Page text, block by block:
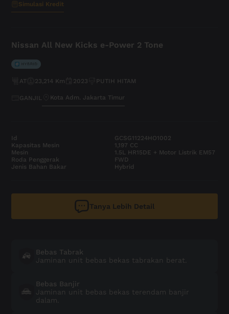
Simulasi Kredit
Nissan All New Kicks e-Power 2 Tone
AT 23,214 Km 2023 PUTIH HITAM
GANJIL Kota Adm. Jakarta Timur
Id
GCSG11224HO1002
Kapasitas Mesin
1,197 CC
Mesin
1.5L HR15DE + Motor Listrik EM57
Roda Penggerak
FWD
Jenis Bahan Bakar
Hybrid
Tanya Lebih Detail
Bebas Tabrak
Jaminan unit bebas bekas tabrakan berat.
Bebas Banjir
Jaminan unit bebas bekas terendam banjir
dalam.